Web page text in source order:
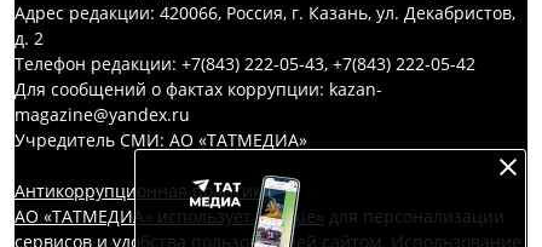
Адрес редакции: 420066, Россия, г. Казань, ул. Декабристов,
д. 2
Телефон редакции: +7(843) 222-05-43, +7(843) 222-05-42
Для сообщений о фактах коррупции: kazan-
magazine@yandex.ru
Учредитель СМИ: АО «ТАТМЕДИА»
Антикоррупционная политика
АО «ТАТМЕДИА» использует «cookie» для персонализации
сервисов и удобства пользователей сайтом. Использование